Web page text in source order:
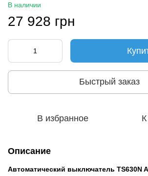
В наличии
27 928 грн
Быстрый заказ
В избранное
Описание
Автоматический выключатель TS630N